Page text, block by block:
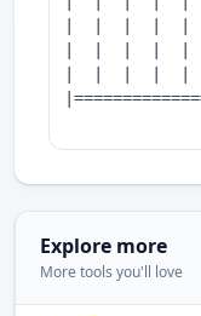
Explore more
More tools you'll love